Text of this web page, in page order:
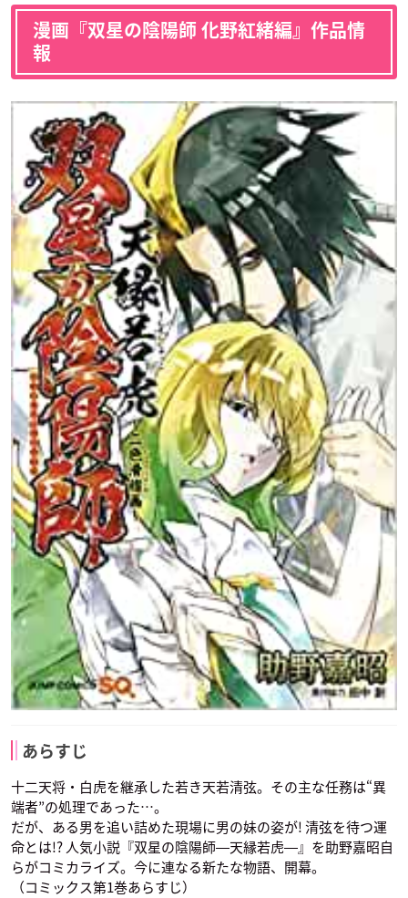
漫画『双星の陰陽師 化野紅緒編』作品情
報
あらすじ
十二天将・白虎を継承した若き天若清弦。その主な任務は“異
端者”の処理であった…。
だが、ある男を追い詰めた現場に男の妹の姿が! 清弦を待つ運
命とは!? 人気小説『双星の陰陽師―天縁若虎―』を助野嘉昭自
らがコミカライズ。今に連なる新たな物語、開幕。
（コミックス第1巻あらすじ）